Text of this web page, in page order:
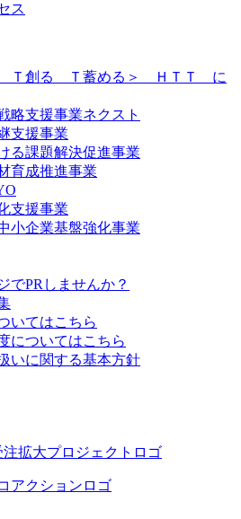
ス
Ｔ創る Ｔ蓄める＞ ＨＴＴ に
略支援事業ネクスト
支援事業
る課題解決促進事業
育成推進事業
支援事業
小企業基盤強化事業
でPRしませんか？
いてはこちら
についてはこちら
いに関する基本方針